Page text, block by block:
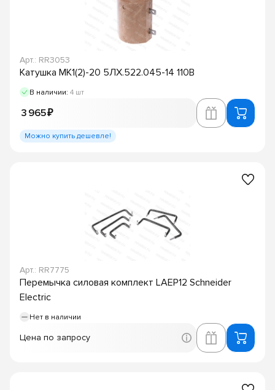
Арт.: RR3053
Катушка МК1(2)-20 5ЛХ.522.045-14 110В
В наличии: 4 шт
3 965 ₽
Можно купить дешевле!
Арт.: RR7775
Перемычка силовая комплект LAEP12 Schneider
Electric
Нет в наличии
Цена по запросу